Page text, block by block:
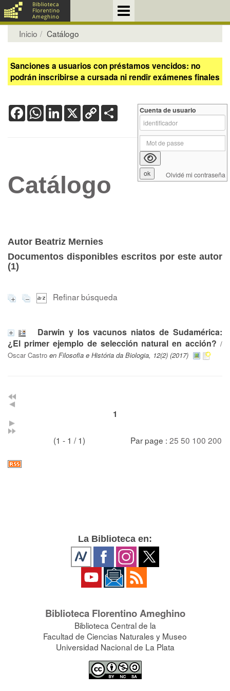
Inicio Catálogo
Sanciones a usuarios con préstamos vencidos: no
podrán inscribirse a cursada ni rendir exámenes finales
FacebookWhatsApp
LinkedIn
X Copy
Link
Catálogo
Autor Beatriz Mernies
Documentos disponibles escritos por este autor
(1)
Refinar búsqueda
Darwin y los vacunos niatos de Sudamérica:
¿El primer ejemplo de selección natural en acción? /
Oscar Castro en Filosofia e História da Biologia, 12(2) (2017)
1
(1 - 1 / 1) Par page : 25 50 100 200
Cuenta de usuario
Olvidé mi contraseña
La Biblioteca en:
Biblioteca Florentino Ameghino
Biblioteca Central de la
Facultad de Ciencias Naturales y Museo
Universidad Nacional de La Plata